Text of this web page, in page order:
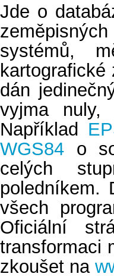
Jde o
systémů,
dán
vyjma nuly,
Například
WGS84 o
celých
poledníkem.
všech
Oficiální
transformaci
zkoušet na